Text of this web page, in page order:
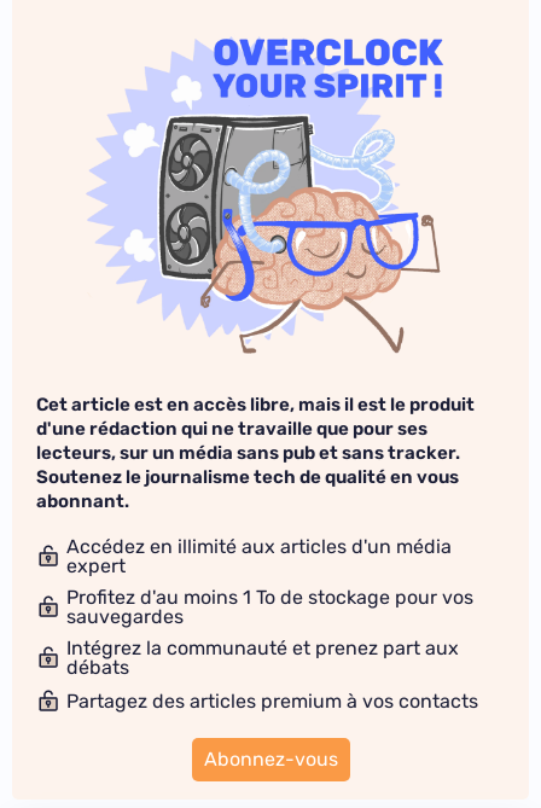
Cet article est en accès libre, mais il est le produit
d'une rédaction qui ne travaille que pour ses
lecteurs, sur un média sans pub et sans tracker.
Soutenez le journalisme tech de qualité en vous
abonnant.
Accédez en illimité aux articles d'un média
expert
Profitez d'au moins 1 To de stockage pour vos
sauvegardes
Intégrez la communauté et prenez part aux
débats
Partagez des articles premium à vos contacts
Abonnez-vous